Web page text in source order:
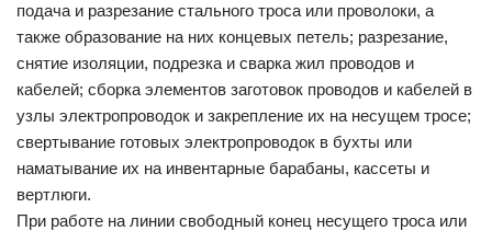
подача и разрезание стального троса или проволоки, а
также образование на них концевых петель; разрезание,
снятие изоляции, подрезка и сварка жил проводов и
кабелей; сборка элементов заготовок проводов и кабелей в
узлы электропроводок и закрепление их на несущем тросе;
свертывание готовых электропроводок в бухты или
наматывание их на инвентарные барабаны, кассеты и
вертлюги.
При работе на линии свободный конец несущего троса или